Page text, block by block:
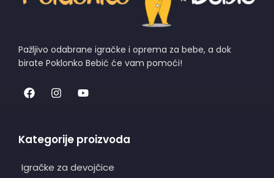
Pažljivo odabrane igračke i oprema za bebe, a dok
birate Poklonko Bebić će vam pomoći!
Kategorije proizvoda
Igračke za devojčice